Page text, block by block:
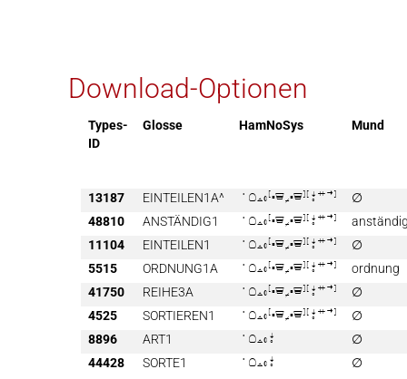
Download-Optionen
Types-
ID
Glosse HamNoSys Mund
13187 EINTEILEN1A^ 
∅
48810
ANSTÄNDIG1 
11104
EINTEILEN1 
∅
5515
ORDNUNG1A 
ordnung
41750
REIHE3A 
∅
4525
SORTIEREN1 
∅
8896
ART1 
∅
44428
SORTE1  ∅